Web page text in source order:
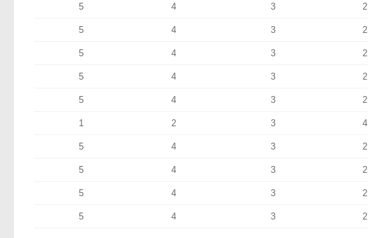
2
3
4
5
2
3
4
5
2
3
4
5
2
3
4
5
2
3
4
5
4
3
2
1
2
3
4
5
2
3
4
5
2
3
4
5
2
3
4
5